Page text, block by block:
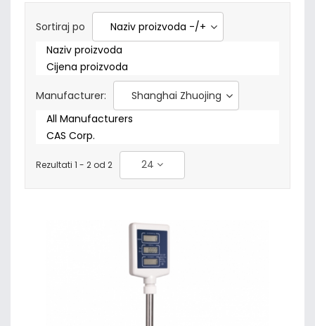
Sortiraj po
Naziv proizvoda -/+
Naziv proizvoda
Cijena proizvoda
Manufacturer:
Shanghai Zhuojing
All Manufacturers
CAS Corp.
Rezultati 1 - 2 od 2 24